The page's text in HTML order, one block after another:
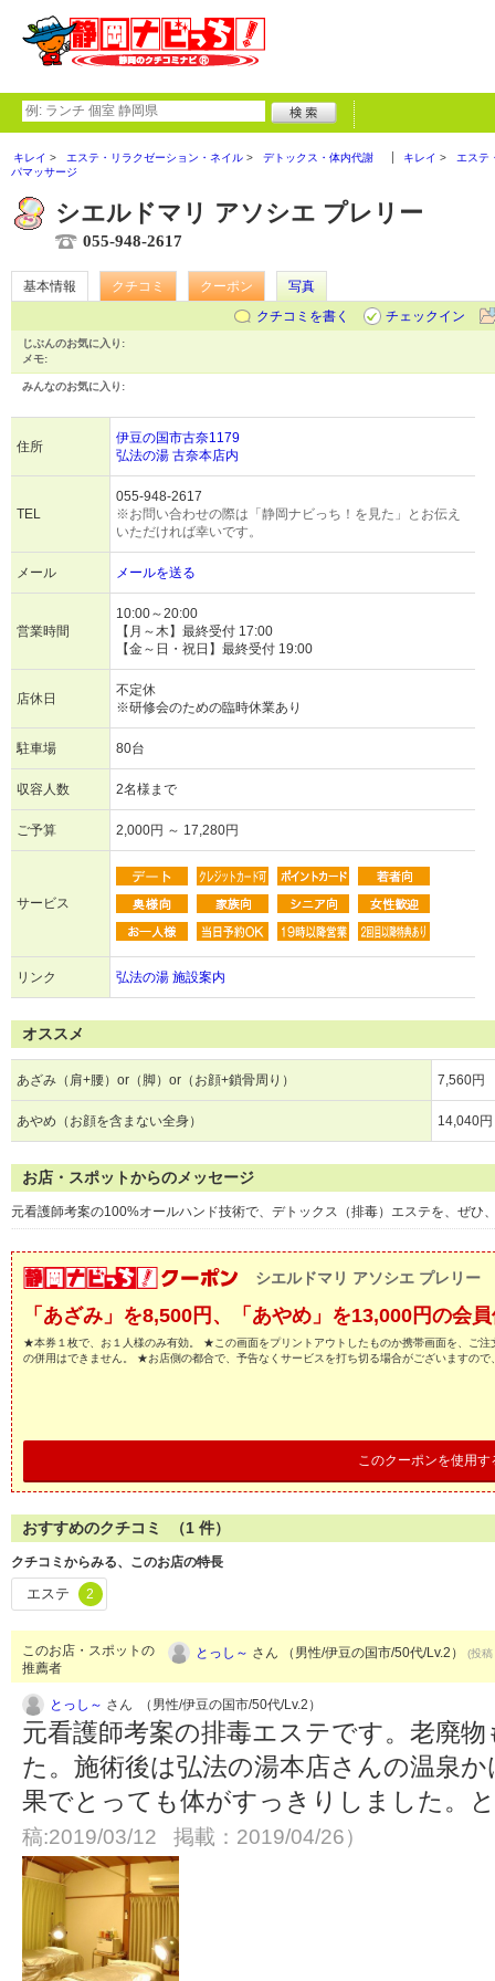
キレイ エステ・リラクゼーション・ネイル デトックス・体内代謝 キレイ
エステ
パマッサージ
シエルドマリ アソシエ プレリー
055-948-2617
基本情報 クチコミ クーポン
写真
クチコミを書く
チェックイン
じぶんのお気に入り:
メモ:
みんなのお気に入り:
住所
伊豆の国市古奈1179
弘法の湯 古奈本店内
TEL
055-948-2617
※お問い合わせの際は「静岡ナビっち！を見た」とお伝え
いただければ幸いです。
メール メールを送る
営業時間
10:00～20:00
【月～木】最終受付 17:00
【金～日・祝日】最終受付 19:00
店休日
不定休
※研修会のための臨時休業あり
駐車場 80台
収容人数 2名様まで
ご予算 2,000円 ～ 17,280円
サービス
リンク 弘法の湯 施設案内
オススメ
あざみ（肩+腰）or（脚）or（お顔+鎖骨周り） 7,560円
あやめ（お顔を含まない全身） 14,040円
お店・スポットからのメッセージ
元看護師考案の100%オールハンド技術で、デトックス（排毒）エステを、ぜひ
シエルドマリ アソシエ プレリー
「あざみ」を8,500円、「あやめ」を13,000円の会
★本券１枚で、お１人様のみ有効。 ★この画面をプリントアウトしたものか携帯画面を、ご
の併用はできません。 ★お店側の都合で、予告なくサービスを打ち切る場合がございますので
このクーポンを使用す
おすすめのクチコミ （1 件）
クチコミからみる、このお店の特長
エステ 2
このお店・スポットの
推薦者
とっし～ さん （男性/伊豆の国市/50代/Lv.2） (投
とっし～ さん （男性/伊豆の国市/50代/Lv.2）
元看護師考案の排毒エステです。老廃
た。施術後は弘法の湯本店さんの温泉
果でとっても体がすっきりしました。
稿:2019/03/12 掲載：2019/04/26）